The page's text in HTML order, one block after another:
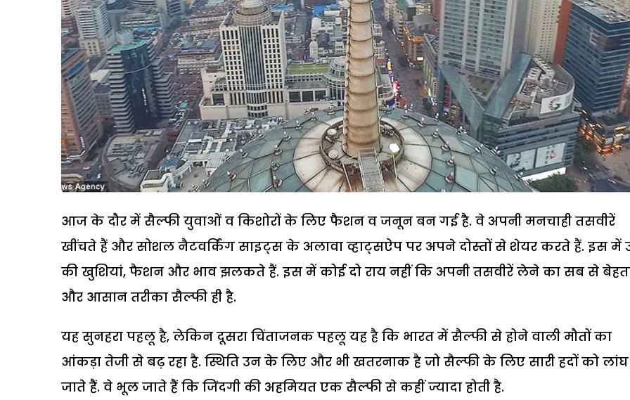
आज के दौर में सैल्फी युवाओं व किशोरों के लिए फैशन व जनून बन गई है. वे अपनी मनचाही तसवीरें
खींचते हैं और सोशल नैटवर्किंग साइट्स के अलावा व्हाट्सऐप पर अपने दोस्तों से शेयर करते हैं. इस में
की खुशियां, फैशन और भाव झलकते हैं. इस में कोई दो राय नहीं कि अपनी तसवीरें लेने का सब से
और आसान तरीका सैल्फी ही है.
यह सुनहरा पहलू है, लेकिन दूसरा चिंताजनक पहलू यह है कि भारत में सैल्फी से होने वाली मौतों का
आंकड़ा तेजी से बढ़ रहा है. स्थिति उन के लिए और भी खतरनाक है जो सैल्फी के लिए सारी हदों को लांघ
जाते हैं. वे भूल जाते हैं कि जिंदगी की अहमियत एक सैल्फी से कहीं ज्यादा होती है.